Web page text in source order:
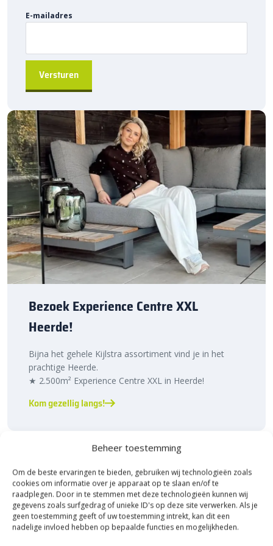
Beheer toestemming
Om de beste ervaringen te bieden, gebruiken wij technologieën zoals
cookies om informatie over je apparaat op te slaan en/of te
raadplegen. Door in te stemmen met deze technologieën kunnen wij
gegevens zoals surfgedrag of unieke ID's op deze site verwerken. Als je
geen toestemming geeft of uw toestemming intrekt, kan dit een
nadelige invloed hebben op bepaalde functies en mogelijkheden.
stevig en goed bestand tegen weersinvloeden. Onderhoud blijft
functionerend afwateringssysteem.
Sierbestratingsmarkt.com: snelle levering
voor de beste prijs
Bij Sierbestratingsmarkt.com bestel jegoten accessoires
voordelig en snel online. Dankzij ons brede assortiment en
scherpe prijzen vind je altijd de juiste oplossing voor jouw
project. Ontdek de hoogwaardige kwaliteit, voordelige prijs en
snelle levering bij Sierbestratingsmarkt.com.
E-mailadres
Bezoek Experience Centre XXL
Heerde!
Bijna het gehele Kijlstra assortiment vind je in het
prachtige Heerde.
★ 2.500m² Experience Centre XXL in Heerde!
Kom gezellig langs!
Maak jouw bestelling compleet